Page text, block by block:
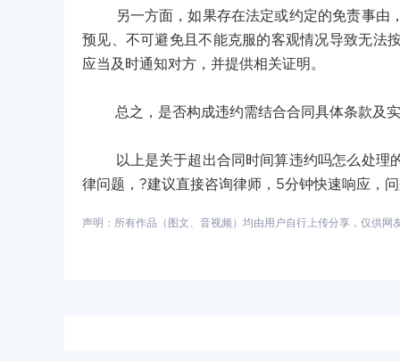
另一方面，如果存在法定或约定的免责事由，
预见、不可避免且不能克服的客观情况导致无法
应当及时通知对方，并提供相关证明。
总之，是否构成违约需结合合同具体条款及实
以上是关于超出合同时间算违约吗怎么处理的
律问题，?建议直接咨询律师，5分钟快速响应，问
声明：所有作品（图文、音视频）均由用户自行上传分享，仅供